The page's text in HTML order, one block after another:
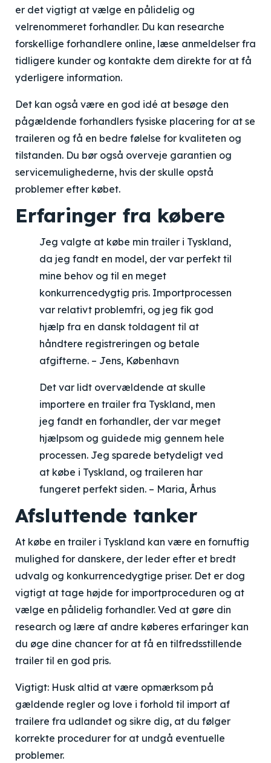
er det vigtigt at vælge en pålidelig og
velrenommeret forhandler. Du kan researche
forskellige forhandlere online, læse anmeldelser fra
tidligere kunder og kontakte dem direkte for at få
yderligere information.
Det kan også være en god idé at besøge den
pågældende forhandlers fysiske placering for at se
traileren og få en bedre følelse for kvaliteten og
tilstanden. Du bør også overveje garantien og
servicemulighederne, hvis der skulle opstå
problemer efter købet.
Erfaringer fra købere
Jeg valgte at købe min trailer i Tyskland,
da jeg fandt en model, der var perfekt til
mine behov og til en meget
konkurrencedygtig pris. Importprocessen
var relativt problemfri, og jeg fik god
hjælp fra en dansk toldagent til at
håndtere registreringen og betale
afgifterne. – Jens, København
Det var lidt overvældende at skulle
importere en trailer fra Tyskland, men
jeg fandt en forhandler, der var meget
hjælpsom og guidede mig gennem hele
processen. Jeg sparede betydeligt ved
at købe i Tyskland, og traileren har
fungeret perfekt siden. – Maria, Århus
Afsluttende tanker
At købe en trailer i Tyskland kan være en fornuftig
mulighed for danskere, der leder efter et bredt
udvalg og konkurrencedygtige priser. Det er dog
vigtigt at tage højde for importproceduren og at
vælge en pålidelig forhandler. Ved at gøre din
research og lære af andre køberes erfaringer kan
du øge dine chancer for at få en tilfredsstillende
trailer til en god pris.
Vigtigt: Husk altid at være opmærksom på
gældende regler og love i forhold til import af
trailere fra udlandet og sikre dig, at du følger
korrekte procedurer for at undgå eventuelle
problemer.